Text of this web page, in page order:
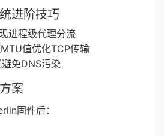
进阶技巧
进程级代理分流
值优化TCP传输
免DNS污染
案
固件后：